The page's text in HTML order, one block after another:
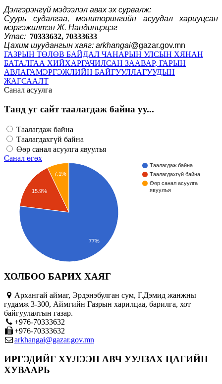
Дэлгэрэнгүй мэдээлэл авах эх сурвалж:
Суурь судалгаа, мониторингийн асуудал хариуцсан
мэргэжилтэн Ж. Нандинцэцэг
Утас: 70333632, 70333633
Цахим шуудангын хаяг: arkhangai@gazar.gov.mn
ГАЗРЫН ТӨЛӨВ БАЙДАЛ ЧАНАРЫН УЛСЫН ХЯНАН
БАТАЛГАА ХИЙХАРГАЧИЛСАН ЗААВАР, ГАРЫН
АВЛАГАМЭРГЭЖЛИЙН БАЙГУУЛЛАГУУДЫН
ЖАГСААЛТ
Санал асуулга
Танд уг сайт таалагдаж байна уу...
Таалагдаж байна
Таалагдахгүй байна
Өөр санал асуулга явуулъя
Санал өгөх
Таалагдаж байна
Таалагдахгүй байна
Өөр санал асуулга
явуулъя
7.1%
15.9%
77%
ХОЛБОО БАРИХ ХАЯГ
Архангай аймаг, Эрдэнэбулган сум, Г.Дэмид жанжны
гудамж 3-300, Аймгийн Газрын харилцаа, барилга, хот
байгуулалтын газар.
+976-70333632
+976-70333632
arkhangai@gazar.gov.mn
ИРГЭДИЙГ ХҮЛЭЭН АВЧ УУЛЗАХ ЦАГИЙН
ХУВААРЬ